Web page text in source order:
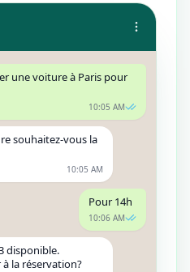
une voiture à Paris pour
10:05 AM
souhaitez-vous la
10:05 AM
Pour 14h
10:06 AM
disponible.
la réservation?